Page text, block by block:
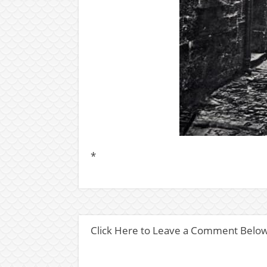
*
Click Here to Leave a Comment